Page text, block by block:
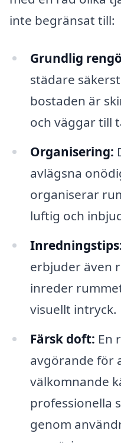
inte begränsat till:
Grundlig
städare
bostaden är
och väggar till
Organisering:
avlägsna
organiserar
luftig och
erbjuder även
inreder
visuellt intryck.
Färsk doft: En
avgörande för
välkomnande
professionella
genom